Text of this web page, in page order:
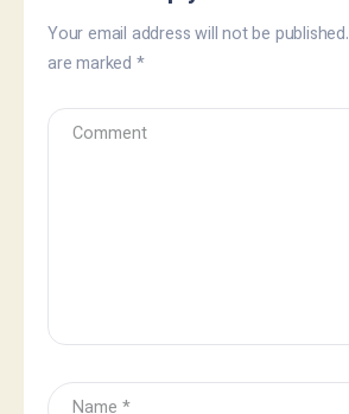
Your email address will not be published.
are marked *